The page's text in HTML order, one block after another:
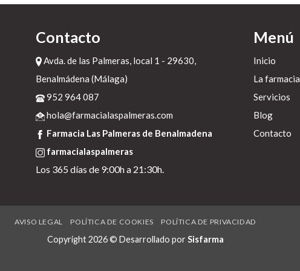
Contacto
Avda. de las Palmeras, local 1 - 29630,
Benalmádena (Málaga)
952 964 087
hola@farmacialaspalmeras.com
Farmacia Las Palmeras de Benalmadena
farmacialaspalmeras
Los 365 días de 9:00h a 21:30h.
Menú
Inicio
La farmacia
Servicios
Blog
Contacto
AVISO LEGAL POLÍTICA DE COOKIES POLÍTICA DE PRIVACIDAD
Copyright 2026 © Desarrollado por Sisfarma